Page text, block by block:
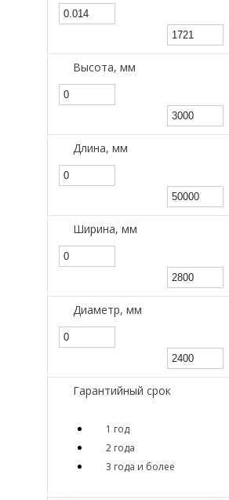
Высота, мм
Длина, мм
Ширина, мм
Диаметр, мм
Гарантийный срок
1 год
2 года
3 года и более